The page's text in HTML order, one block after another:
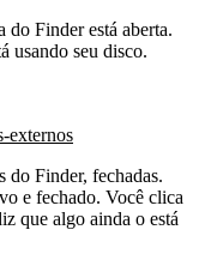
do Finder está aberta.
usando seu disco.
externos
do Finder, fechadas.
e fechado. Você clica
que algo ainda o está